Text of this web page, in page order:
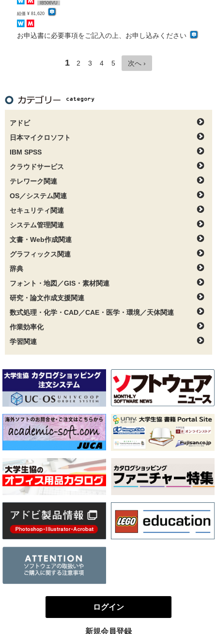
IB506VU
組価 ¥ 81,620
お申込書に必要事項をご記入の上、お申し込みください
1 2 3 4 5 次へ ›
アドビ
日本マイクロソフト
IBM SPSS
クラウドサービス
テレワーク関連
OS／システム関連
セキュリティ関連
システム管理関連
文書・Web作成関連
グラフィックス関連
辞典
フォント・地図／GIS・素材関連
研究・論文作成支援関連
数式処理・化学・CAD／CAE・医学・環境／天体関連
作業効率化
学習関連
ログイン
新規会員登録